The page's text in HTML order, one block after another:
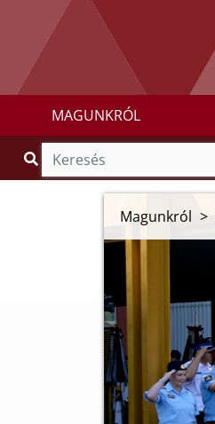
MAGUNKRÓL
Magunkról >